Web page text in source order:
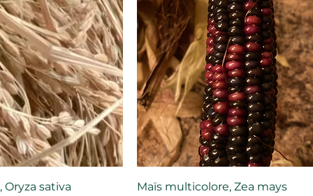
Oryza sativa
Maïs multicolore, Zea mays